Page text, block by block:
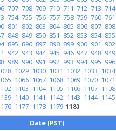
707 708 709 710 711 712 713 714
754 755 756 757 758 759 760 761
801 802 803 804 805 806 807 808
848 849 850 851 852 853 854 855
895 896 897 898 899 900 901 902
942 943 944 945 946 947 948 949
989 990 991 992 993 994 995 996
1029 1030 1031 1032 1033 1034
1066 1067 1068 1069 1070 1071
1103 1104 1105 1106 1107 1108
1140 1141 1142 1143 1144 1145
1177 1178 1179 1180
Date (PST)